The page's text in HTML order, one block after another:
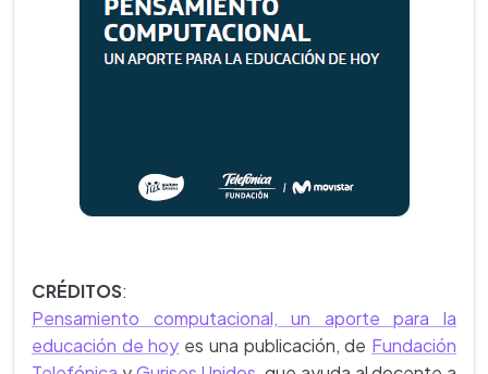
CRÉDITOS:
Pensamiento computacional, un aporte para la
educación de hoy es una publicación, de Fundación